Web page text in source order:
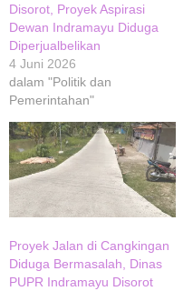
Disorot, Proyek Aspirasi
Dewan Indramayu Diduga
Diperjualbelikan
4 Juni 2026
dalam "Politik dan
Pemerintahan"
Proyek Jalan di Cangkingan
Diduga Bermasalah, Dinas
PUPR Indramayu Disorot